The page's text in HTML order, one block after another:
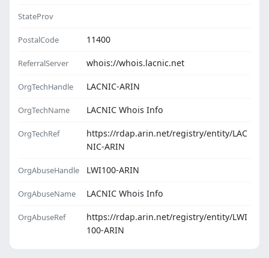
StateProv
PostalCode 11400
ReferralServer whois://whois.lacnic.net
OrgTechHandle LACNIC-ARIN
OrgTechName LACNIC Whois Info
OrgTechRef
https://rdap.arin.net/registry/entity/LAC
NIC-ARIN
OrgAbuseHandle LWI100-ARIN
OrgAbuseName LACNIC Whois Info
OrgAbuseRef
https://rdap.arin.net/registry/entity/LWI
100-ARIN